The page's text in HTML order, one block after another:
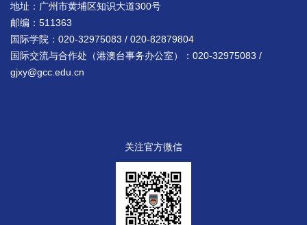
地址：广州市黄埔区知识大道300号
邮编：511363
国际学院：020-32975083 / 020-82879804
国际交流与合作处（港澳台事务办公室）：020-32975083 /
gjxy@gcc.edu.cn
关注官方微信